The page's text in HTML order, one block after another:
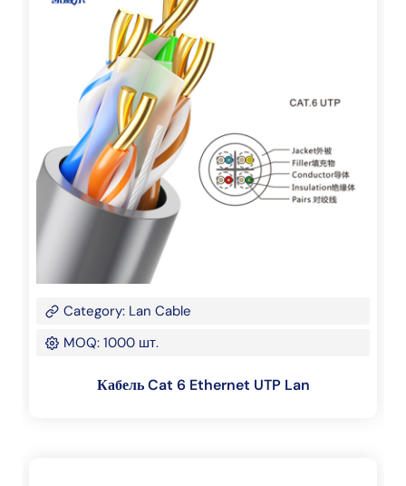
Category: Lan Cable
MOQ: 1000 шт.
Кабель Cat 6 Ethernet UTP Lan